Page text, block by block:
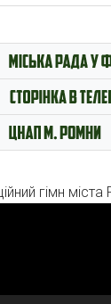
гімн